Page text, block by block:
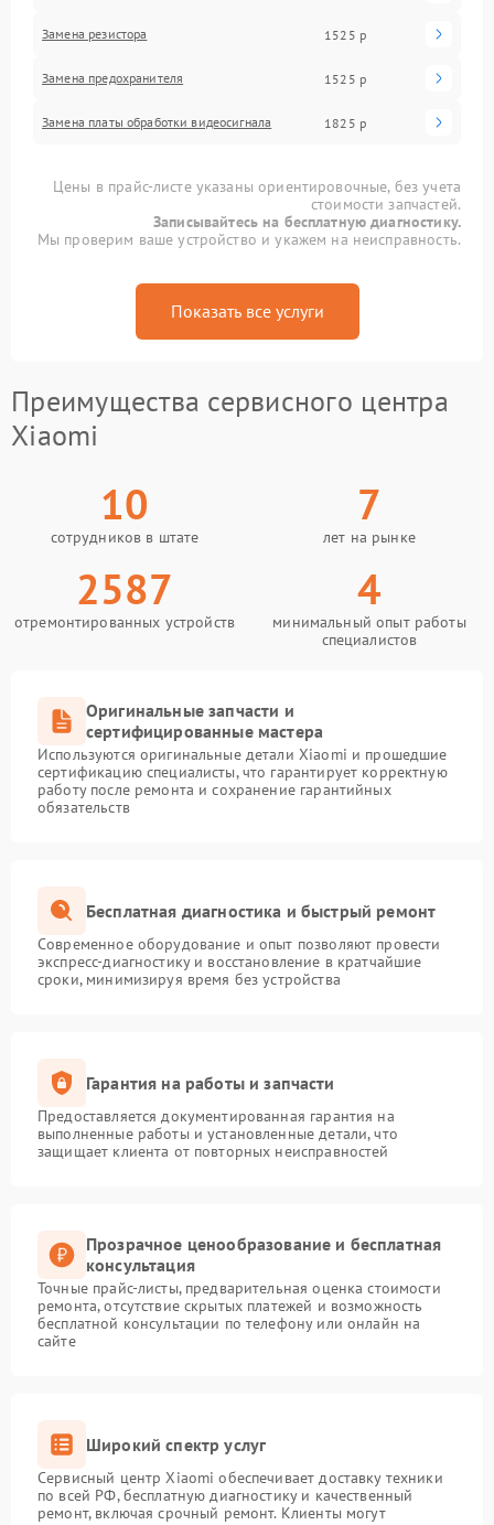
Замена резистора 1525 р
Замена предохранителя 1525 р
Замена платы обработки видеосигнала 1825 р
Цены в прайс-листе указаны ориентировочные, без учета
стоимости запчастей.
Записывайтесь на бесплатную диагностику.
Мы проверим ваше устройство и укажем на неисправность.
Показать все услуги
Преимущества сервисного центра
Xiaomi
10
сотрудников в штате
7
лет на рынке
2587
отремонтированных устройств
4
минимальный опыт работы
специалистов
Оригинальные запчасти и
сертифицированные мастера
Используются оригинальные детали Xiaomi и прошедшие
сертификацию специалисты, что гарантирует корректную
работу после ремонта и сохранение гарантийных
обязательств
Бесплатная диагностика и быстрый ремонт
Современное оборудование и опыт позволяют провести
экспресс-диагностику и восстановление в кратчайшие
сроки, минимизируя время без устройства
Гарантия на работы и запчасти
Предоставляется документированная гарантия на
выполненные работы и установленные детали, что
защищает клиента от повторных неисправностей
Прозрачное ценообразование и бесплатная
консультация
Точные прайс-листы, предварительная оценка стоимости
ремонта, отсутствие скрытых платежей и возможность
бесплатной консультации по телефону или онлайн на
сайте
Широкий спектр услуг
Сервисный центр Xiaomi обеспечивает доставку техники
по всей РФ, бесплатную диагностику и качественный
ремонт, включая срочный ремонт. Клиенты могут